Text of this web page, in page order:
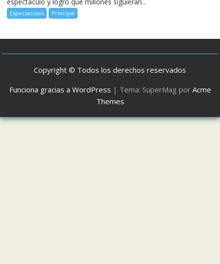
Espectáculos Principal
Copyright © Todos los derechos reservados
Funciona gracias a WordPress | Tema: SuperMag por Acme
Themes